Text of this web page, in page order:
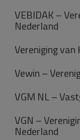
VEBIDAK –
Nederland
Vereniging
Vewin –
VGM NL –
VGN –
Nederland